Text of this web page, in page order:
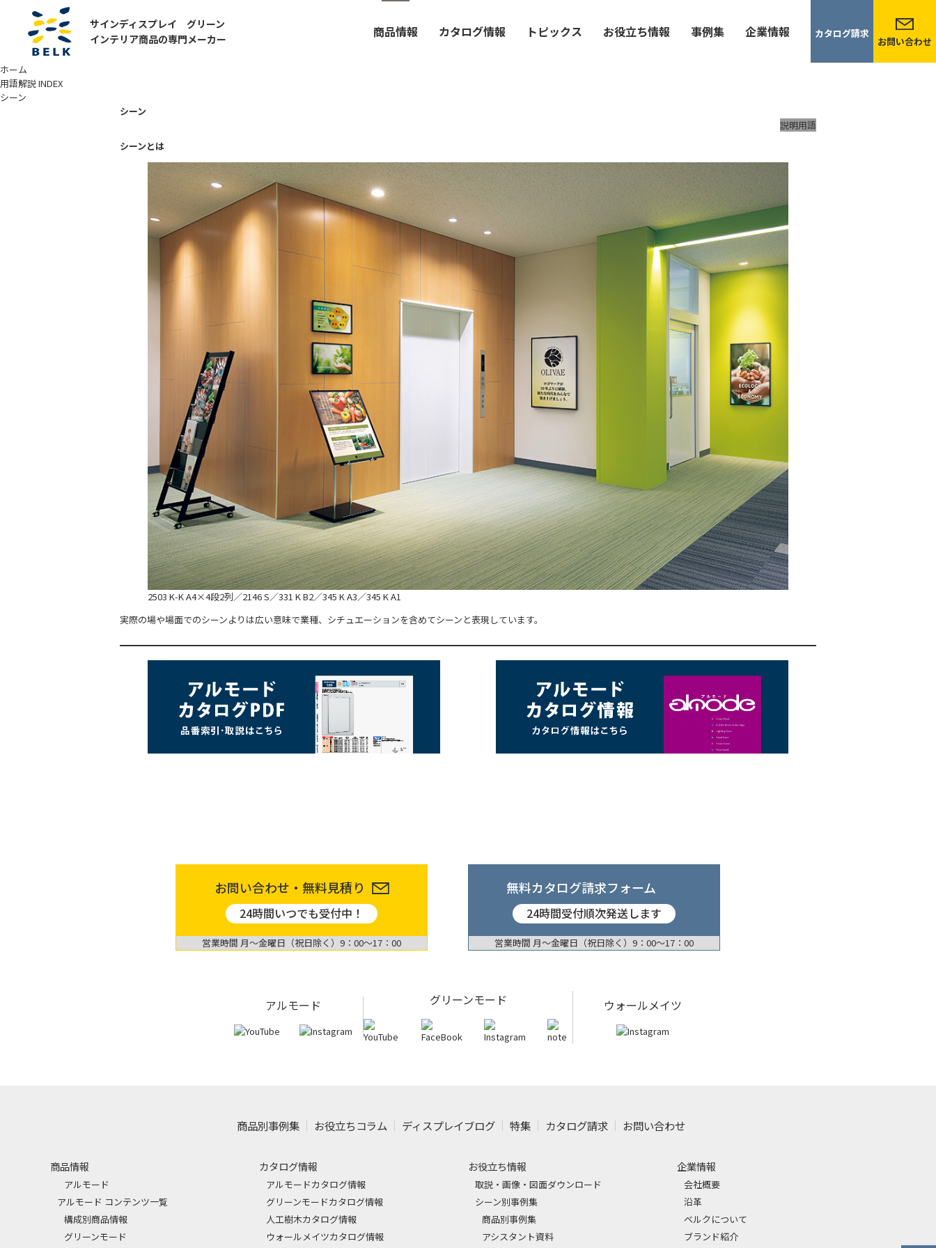
サインディスプレイ グリーン
インテリア商品の専門メーカー
商品情報 カタログ情報 トピックス お役立ち情報 事例集 企業情報 カタログ請求
お問い合わせ
ホーム
用語解説 INDEX
シーン
シーン
説明用語
シーンとは
2503 K-K A4×4段2列／2146 S／331 K B2／345 K A3／345 K A1
実際の場や場面でのシーンよりは広い意味で業種、シチュエーションを含めてシーンと表現しています。
お問い合わせ・無料見積り
24時間いつでも受付中！
営業時間 月〜金曜日（祝日除く）9：00〜17：00
無料カタログ請求フォーム
24時間受付順次発送します
営業時間 月〜金曜日（祝日除く）9：00〜17：00
アルモード グリーンモード ウォールメイツ
商品別事例集 お役立ちコラム ディスプレイブログ 特集 カタログ請求 お問い合わせ
商品情報
アルモード
アルモード コンテンツ一覧
構成別商品情報
グリーンモード
カタログ情報
アルモードカタログ情報
グリーンモードカタログ情報
人工樹木カタログ情報
ウォールメイツカタログ情報
お役立ち情報
取説・画像・図面ダウンロード
シーン別事例集
商品別事例集
アシスタント資料
企業情報
会社概要
沿革
ベルクについて
ブランド紹介